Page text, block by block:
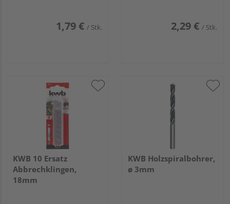
1,79 € / Stk. 2,29 € / Stk.
KWB 10 Ersatz
Abbrechklingen,
18mm
KWB Holzspiralbohrer,
ø 3mm